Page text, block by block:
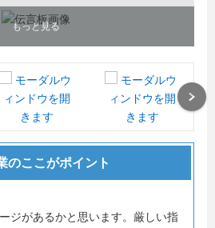
もっと見る
のここがポイント
ジがあるかと思います。厳しい指